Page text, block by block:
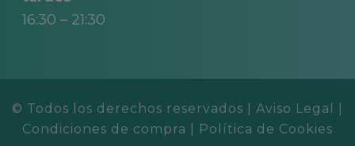
16:30 – 21:30
© Todos los derechos reservados | Aviso Legal
Condiciones de compra
Política de Cookies